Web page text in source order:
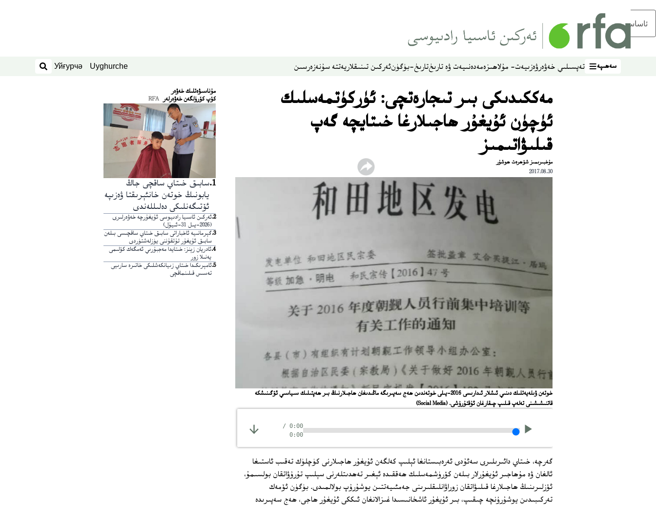
ئاساسلىق مەزمۇنغا ئاتلاڭ
سەھىپە
سەھىپە تەپسىلىي خەۋەرۋەزىيەت- مۇلاھىزەمەدەنىيەت ۋە تارىختارىخ-بۈگۈنئەركىن تىنىقلاريەتتە سۇنەزەرسىن Uyghurche
Уйғурчә
ئىزدەش
مەككىدىكى بىر تىجارەتچى: ئۈركۈتمەسلىك
ئۈچۈن ئۇيغۇر ھاجىلارغا خىتايچە گەپ
قىلىۋاتىمىز
مۇخبىرىمىز شۆھرەت ھوشۇر
2017.08.30
خوتەن ۋىلەيەتلىك دىنىي ئىشلار ئىدارىسى 2016-يىلى خوتەندىن ھەج سەپىرىگە ماڭىدىغان ھاجىلارنىڭ بىر ھەپتىلىك سىياسىي ئۆگىنىشكە
قاتنىشىشىنى تەلەپ قىلىپ چىقارغان ئۇقتۇرۇشى. (Social Media)
0:00
/
0:00
گەرچە، خىتاي دائىرىلىرى سەئۇدى ئەرەبىستانغا ئېلىپ كەلگەن ئۇيغۇر ھاجىلارنى كۈچلۈك تەقىب ئاستىغا
ئالغان ۋە مۇھاجىر ئۇيغۇرلار بىلەن كۆرۈشمەسلىك ھەققىدە ئېغىر تەھدىتلەرنى سېلىپ تۇرۇۋاتقان بولسىمۇ،
ئۆزلىرىنىڭ ھاجىلارغا قىلىۋاتقان زوراۋانلىقلىرىنى جەمئىيەتتىن يوشۇرۇپ بولالمىدى. بۈگۈن ئۆمەك
تەركىبىدىن يوشۇرۇنچە چىقىپ، بىر ئۇيغۇر ئاشخانىسىدا غىزالانغان ئىككى ئۇيغۇر ھاجى، ھەج سەپىرىدە
ﻣﯘﻧﺎﺳﯩﯟﻩﺗﻠﯩﻚ ﺧﻪﯞﻩﺭ
كۆپ كۆرۈلگەن خەۋەرلەر
RFA
1
.سابىق خىتاي ساقچى جاڭ
يابونىڭ خوتەن خانئېرىقتا ۋەزىپە
ئۆتىگەنلىكى دەلىللەندى
2
.ئەركىن ئاسىيا رادىيوسى ئۇيغۇرچە خەۋەرلىرى
(2026-يىل 31-ئىيۇل)
3
.گېرمانىيە ئاخباراتى سابىق خىتاي ساقچىسى بىلەن
سابىق ئۇيغۇر تۇتقۇننى يۈزلەشتۈردى
4
.ئادريان زېنز: خىتايدا مەجبۇرىي ئەمگەك كۆلىمى
يەنىلا زور
5
.ئامېرىكىدا خىتاي زىيانكەشلىكى خاتىرە سارىيى
تەسىس قىلىنماقچى